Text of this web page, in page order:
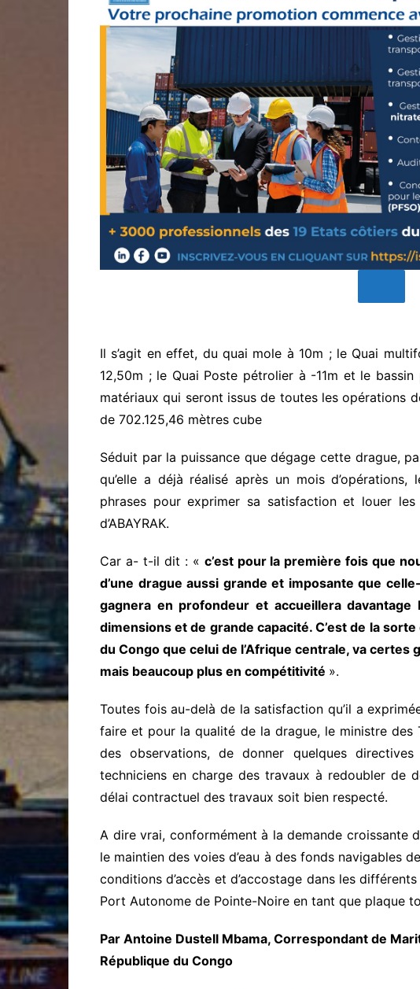
Il s’agit en effet, du quai mole à 10m ; le Quai
12,50m ; le Quai Poste pétrolier à -11m et le
matériaux qui seront issus de toutes les opérations
de 702.125,46 mètres cube
Séduit par la puissance que dégage cette drague,
qu’elle a déjà réalisé après un mois
phrases pour exprimer sa satisfaction et louer
d’ABAYRAK.
Car a- t-il dit : « c’est pour la première fois que
d’une drague aussi grande et imposante que
gagnera en profondeur et accueillera
dimensions et de grande capacité. C’est de la
du Congo que celui de l’Afrique centrale, va
mais beaucoup plus en compétitivité ».
Toutes fois au-delà de la satisfaction qu’il a
faire et pour la qualité de la drague, le ministre des
des observations, de donner quelques
techniciens en charge des travaux à redoubler de
délai contractuel des travaux soit bien respecté.
A dire vrai, conformément à la demande croissante
le maintien des voies d’eau à des fonds navigables
conditions d’accès et d’accostage dans les
Port Autonome de Pointe-Noire en tant que plaque
Par Antoine Dustell Mbama, Correspondant de
République du Congo